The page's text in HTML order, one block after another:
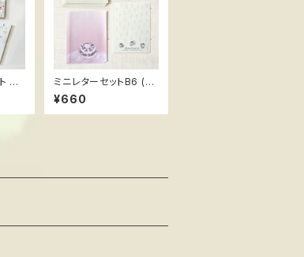
ス
ミニレターセットB6 (定
形郵便最小サイズ) スス
メ隊長
¥660